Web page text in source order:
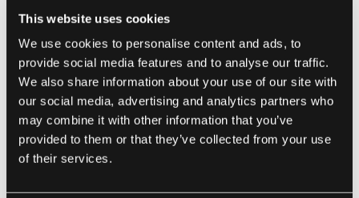
This website uses cookies
We use cookies to personalise content and ads, to
provide social media features and to analyse our traffic.
We also share information about your use of our site with
our social media, advertising and analytics partners who
may combine it with other information that you’ve
provided to them or that they’ve collected from your use
of their services.
som er bredt støttet og forstått, kan du sikre at
dataene dine kan leses og behandles av andre
systemer uten problemer. Dette er spesielt viktig
når man integrerer tredjepartstjenester eller
utveksler data med eksterne systemer.
Velge riktig filkodering for applikasjonene dine